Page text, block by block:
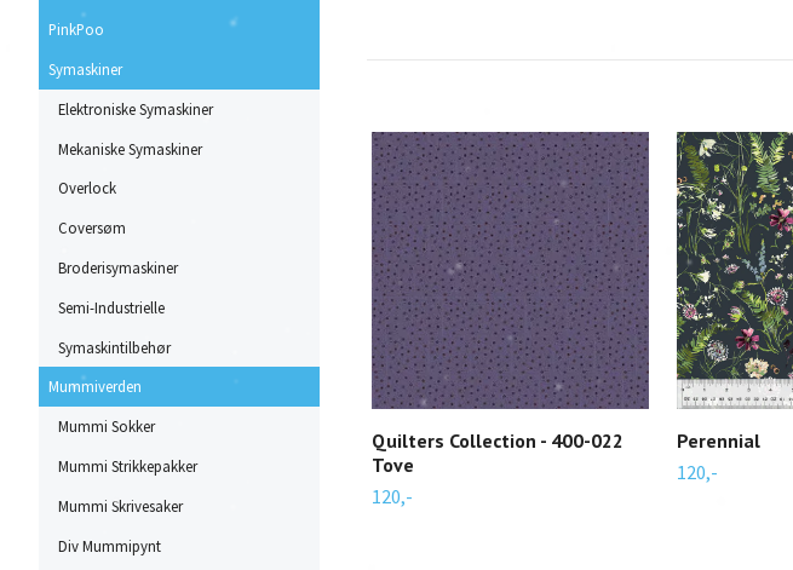
PinkPoo
Symaskiner
Elektroniske Symaskiner
Mekaniske Symaskiner
Overlock
Coversøm
Broderisymaskiner
Semi-Industrielle
Symaskintilbehør
Mummiverden
Mummi Sokker
Mummi Strikkepakker
Mummi Skrivesaker
Div Mummipynt
Quilters Collection - 400-022
Tove
120,-
Perennial
120,-